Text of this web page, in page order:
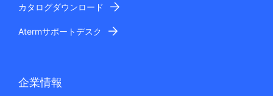
カタログダウンロード
Atermサポートデスク
企業情報